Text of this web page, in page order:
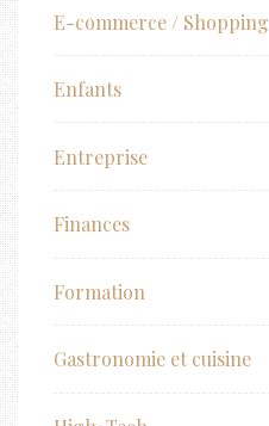
E-commerce / Shopping
Enfants
Entreprise
Finances
Formation
Gastronomie et cuisine